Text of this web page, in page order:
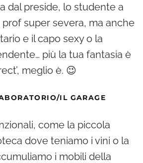
dal preside, lo studente a
super severa, ma anche
e il capo sexy o la
più la tua fantasia è
meglio è. 😉
IL GARAGE
come la piccola
dove teniamo i vini o la
i mobili della